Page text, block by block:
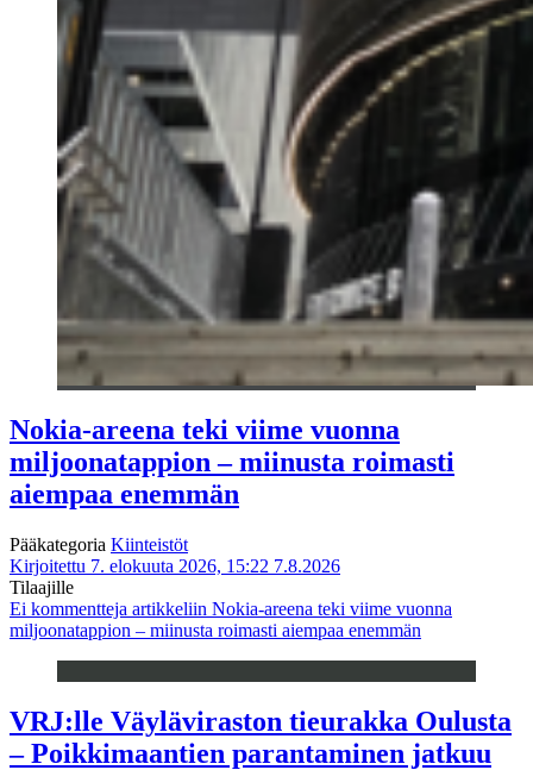
Nokia-areena teki viime vuonna
miljoonatappion – miinusta roimasti
aiempaa enemmän
Pääkategoria Kiinteistöt
Kirjoitettu 7. elokuuta 2026, 15:22 7.8.2026
Tilaajille
Ei kommentteja artikkeliin Nokia-areena teki viime vuonna
miljoonatappion – miinusta roimasti aiempaa enemmän
VRJ:lle Väyläviraston tieurakka Oulusta
– Poikkimaantien parantaminen jatkuu